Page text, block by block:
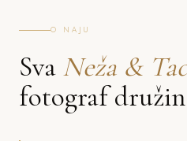
O NAJU
Sva Neža &
fotograf družin